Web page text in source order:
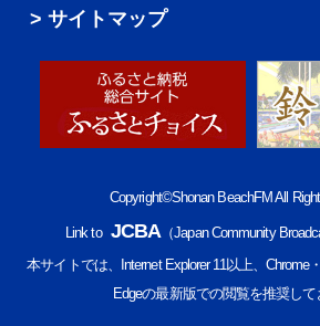
サイトマップ
Copyright©Shonan BeachFM All
Link to JCBA（Japan Community
本サイトでは、Internet Explorer 11以上、Chrome
Edgeの最新版での閲覧を推奨して